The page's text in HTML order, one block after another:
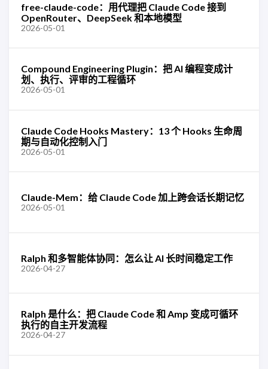
free-claude-code：用代理把 Claude Code 接到
OpenRouter、DeepSeek 和本地模型
2026-05-01
Compound Engineering Plugin：把 AI 编程变成计
划、执行、评审的工程循环
2026-05-01
Claude Code Hooks Mastery：13 个 Hooks 生命周
期与自动化控制入门
2026-05-01
Claude-Mem：给 Claude Code 加上跨会话长期记忆
2026-05-01
Ralph 和多智能体协同：怎么让 AI 长时间稳定工作
2026-04-27
Ralph 是什么：把 Claude Code 和 Amp 变成可循环
执行的自主开发流程
2026-04-27